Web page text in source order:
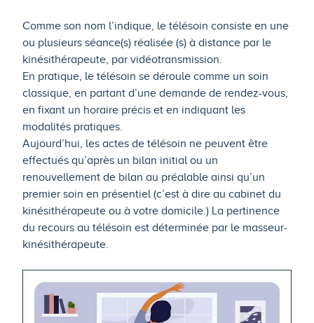
Comme son nom l’indique, le télésoin consiste en une
ou plusieurs séance(s) réalisée (s) à distance par le
kinésithérapeute, par vidéotransmission.
En pratique, le télésoin se déroule comme un soin
classique, en partant d’une demande de rendez-vous,
en fixant un horaire précis et en indiquant les
modalités pratiques.
Aujourd’hui, les actes de télésoin ne peuvent être
effectués qu’après un bilan initial ou un
renouvellement de bilan au préalable ainsi qu’un
premier soin en présentiel (c’est à dire au cabinet du
kinésithérapeute ou à votre domicile.) La pertinence
du recours au télésoin est déterminée par le masseur-
kinésithérapeute.